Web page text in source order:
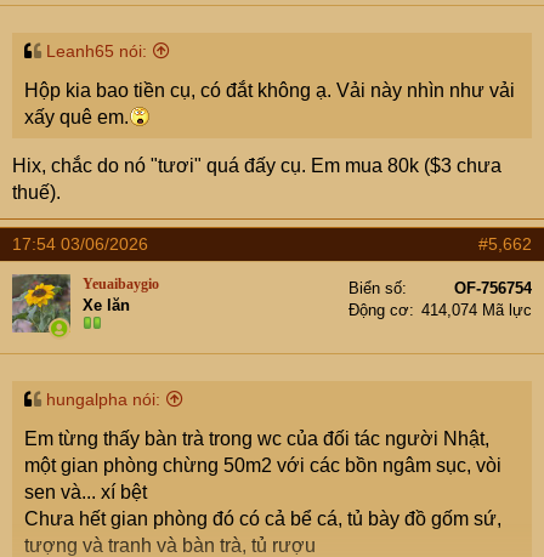
t
r
Leanh65 nói:
Hộp kia bao tiền cụ, có đắt không ạ. Vải này nhìn như vải
xấy quê em.
Hix, chắc do nó "tươi" quá đấy cụ. Em mua 80k ($3 chưa
thuế).
17:54 03/06/2026 #5,662
Yeuaibaygio
Xe lăn
Biển số
OF-756754
Động cơ
414,074 Mã lực
hungalpha nói:
Em từng thấy bàn trà trong wc của đối tác người Nhật,
một gian phòng chừng 50m2 với các bồn ngâm sục, vòi
sen và... xí bệt
Chưa hết gian phòng đó có cả bể cá, tủ bày đồ gốm sứ,
tượng và tranh và bàn trà, tủ rượu